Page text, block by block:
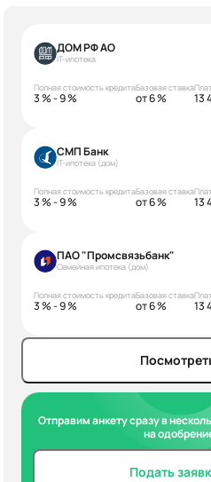
ДОМ РФ АО
IT-ипотека
Полная стоимость кредита
3 % - 9 %
Базовая ставка
от 6 % 13
СМП Банк
IT-ипотека (дом)
Полная стоимость кредита
3 % - 9 %
Базовая ставка
от 6 % 13
ПАО "Промсвязьбанк"
Семейная ипотека (дом)
Полная стоимость кредита
3 % - 9 %
Базовая ставка
от 6 % 13
Отправим анкету сразу в
на
Подать